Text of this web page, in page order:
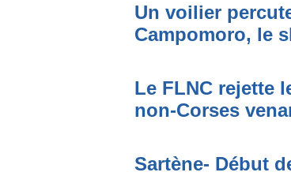
Un voilier
Campomoro, le
Le FLNC rejette
non-Corses
Sartène- Début